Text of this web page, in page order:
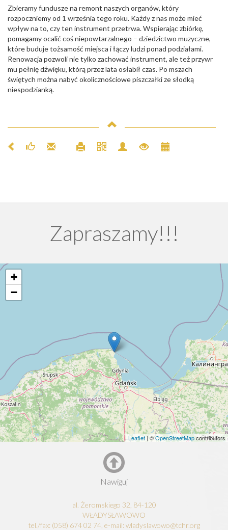
Zbieramy fundusze na remont naszych organów, który
rozpoczniemy od 1 września tego roku. Każdy z nas może mieć
wpływ na to, czy ten instrument przetrwa. Wspierając zbiórkę,
pomagamy ocalić coś niepowtarzalnego – dziedzictwo muzyczne,
które buduje tożsamość miejsca i łączy ludzi ponad podziałami.
Renowacja pozwoli nie tylko zachować instrument, ale też przywr
mu pełnię dźwięku, którą przez lata osłabił czas. Po mszach
świętych można nabyć okolicznościowe piszczałki ze słodką
niespodzianką.
Zapraszamy!!!
+
−
Leaflet | ©OpenStreetMapcontributors
Nawiguj
al. Żeromskiego 32, 84-120
WŁADYSŁAWOWO
tel./fax: (058) 674 02 74, e-mail: wladyslawowo@tchr.org